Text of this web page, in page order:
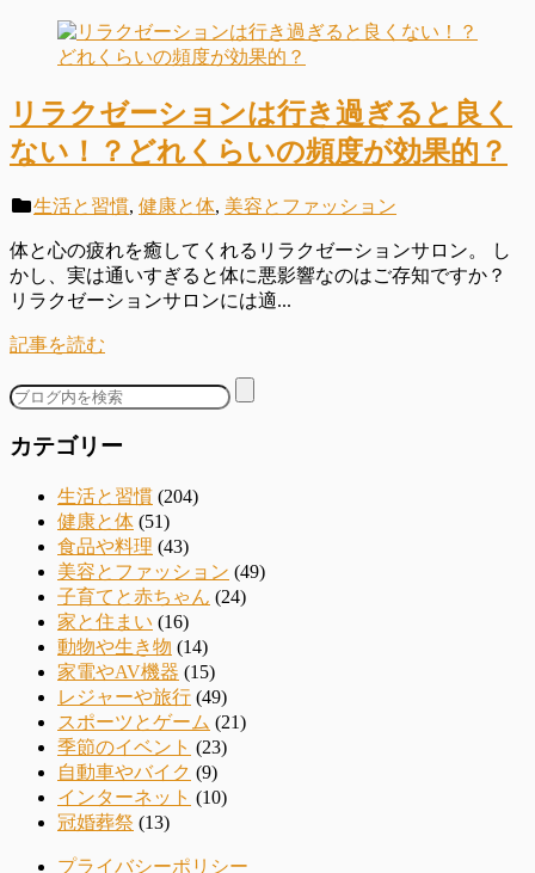
リラクゼーションは行き過ぎると良く
ない！？どれくらいの頻度が効果的？
生活と習慣, 健康と体, 美容とファッション
体と心の疲れを癒してくれるリラクゼーションサロン。 し
かし、実は通いすぎると体に悪影響なのはご存知ですか？
リラクゼーションサロンには適...
記事を読む
カテゴリー
生活と習慣 (204)
健康と体 (51)
食品や料理 (43)
美容とファッション (49)
子育てと赤ちゃん (24)
家と住まい (16)
動物や生き物 (14)
家電やAV機器 (15)
レジャーや旅行 (49)
スポーツとゲーム (21)
季節のイベント (23)
自動車やバイク (9)
インターネット (10)
冠婚葬祭 (13)
プライバシーポリシー